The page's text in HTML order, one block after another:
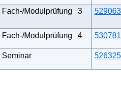
Fach-/Modulprüfung 3 529063
Fach-/Modulprüfung 4 530781
Seminar 526325